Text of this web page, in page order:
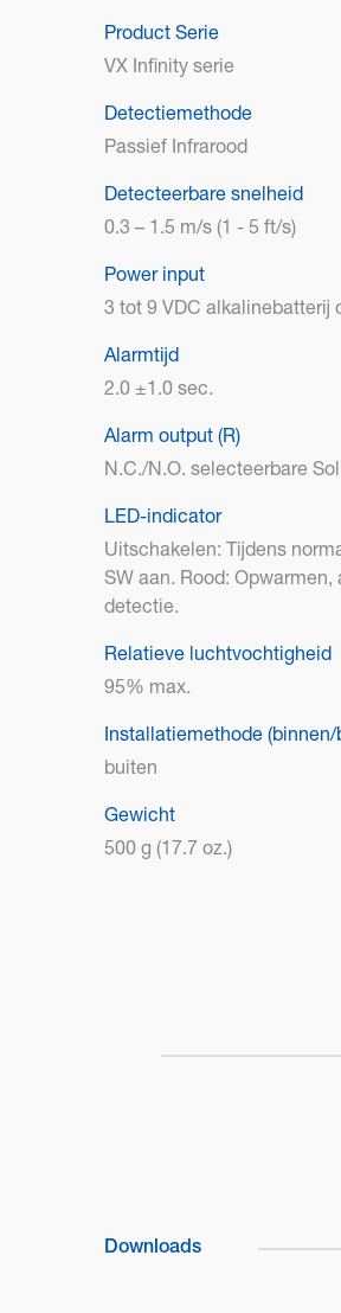
Product Serie
VX Infinity serie
Detectiemethode
Passief Infrarood
Detecteerbare snelheid
0.3 – 1.5 m/s (1 - 5 ft/s)
Power input
3 tot 9 VDC alkalinebatterij
Alarmtijd
2.0 ±1.0 sec.
Alarm output (R)
N.C./N.O. selecteerbare
LED-indicator
Uitschakelen: Tijdens
SW aan. Rood:
detectie.
Relatieve luchtvochtigheid
95% max.
Installatiemethode (binnen/
buiten
Gewicht
500 g (17.7 oz.)
Downloads